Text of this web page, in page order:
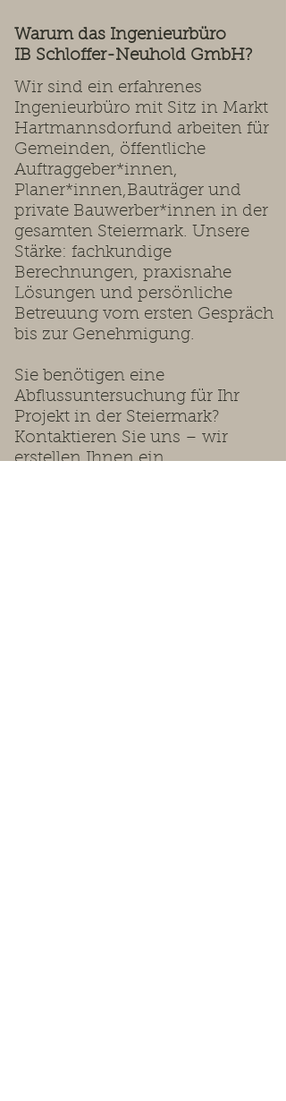
Warum das Ingenieurbüro
IB Schloffer-Neuhold GmbH?
Wir sind ein erfahrenes
Ingenieurbüro mit Sitz in Markt
Hartmannsdorfund arbeiten für
Gemeinden, öffentliche
Auftraggeber*innen,
Planer*innen,Bauträger und
private Bauwerber*innen in der
gesamten Steiermark. Unsere
Stärke: fachkundige
Berechnungen, praxisnahe
Lösungen und persönliche
Betreuung vom ersten Gespräch
bis zur Genehmigung.
Sie benötigen eine
Abflussuntersuchung für Ihr
Projekt in der Steiermark?
Kontaktieren Sie uns – wir
erstellen Ihnen ein